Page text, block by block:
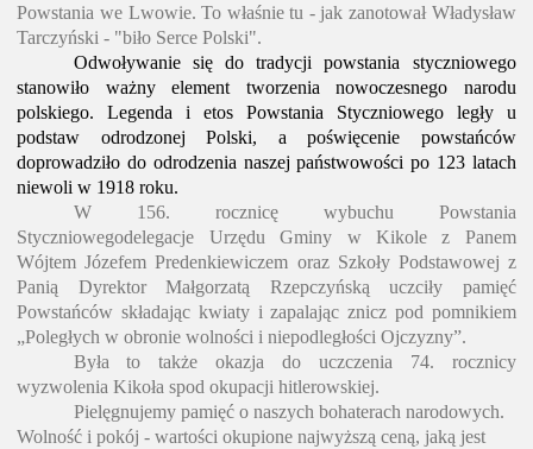
Powstania we Lwowie. To właśnie tu - jak zanotował Władysław
Tarczyński - "biło Serce Polski".
Odwoływanie się do tradycji powstania styczniowego
stanowiło ważny element tworzenia nowoczesnego narodu
polskiego. Legenda i etos Powstania Styczniowego legły u
podstaw odrodzonej Polski, a poświęcenie powstańców
doprowadziło do odrodzenia naszej państwowości po 123 latach
niewoli w 1918 roku.
W 156. rocznicę wybuchu Powstania
Styczniowegodelegacje Urzędu Gminy w Kikole z Panem
Wójtem Józefem Predenkiewiczem oraz Szkoły Podstawowej z
Panią Dyrektor Małgorzatą Rzepczyńską uczciły pamięć
Powstańców składając kwiaty i zapalając znicz pod pomnikiem
„Poległych w obronie wolności i niepodległości Ojczyzny”.
Była to także okazja do uczczenia 74. rocznicy
wyzwolenia Kikoła spod okupacji hitlerowskiej.
Pielęgnujemy pamięć o naszych bohaterach narodowych.
Wolność i pokój - wartości okupione najwyższą ceną, jaką jest